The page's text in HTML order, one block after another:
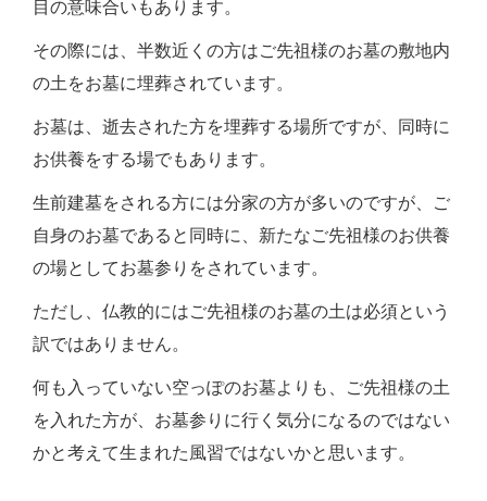
目の意味合いもあります。
その際には、半数近くの方はご先祖様のお墓の敷地内
の土をお墓に埋葬されています。
お墓は、逝去された方を埋葬する場所ですが、同時に
お供養をする場でもあります。
生前建墓をされる方には分家の方が多いのですが、ご
自身のお墓であると同時に、新たなご先祖様のお供養
の場としてお墓参りをされています。
ただし、仏教的にはご先祖様のお墓の土は必須という
訳ではありません。
何も入っていない空っぽのお墓よりも、ご先祖様の土
を入れた方が、お墓参りに行く気分になるのではない
かと考えて生まれた風習ではないかと思います。